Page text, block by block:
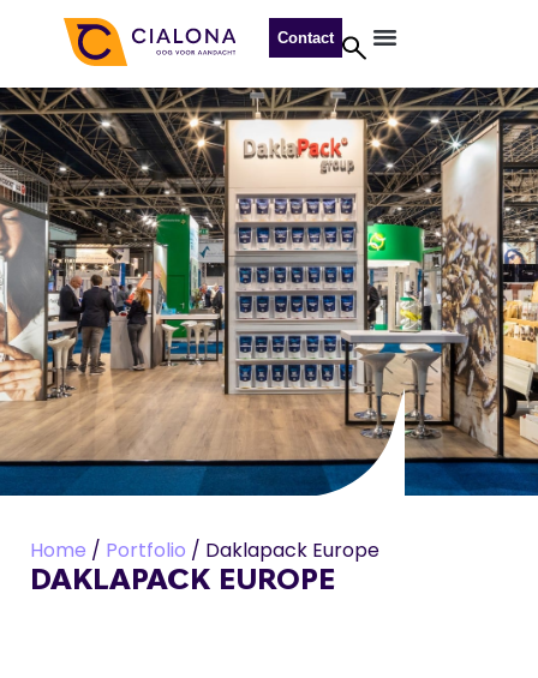
Contact
Home / Portfolio / Daklapack Europe
DAKLAPACK EUROPE